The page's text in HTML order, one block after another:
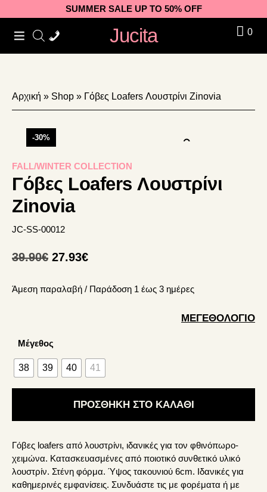
to
primary
to
main
to
footer
SUMMER SALE UP TO 50% OFF
Jucita 0
Αρχική » Shop » Γόβες Loafers Λουστρίνι Zinovia
-30%
FALL/WINTER COLLECTION
Γόβες Loafers Λουστρίνι
Zinovia
JC-SS-00012
39.90€ Original
was:
27.93€Η
τιμή
Άμεση παραλαβή / Παράδoση 1 έως 3 ημέρες
ΜΕΓΕΘΟΛΌΓΙΟ
Μέγεθος
38 39 40 41
ΠΡΟΣΘΉΚΗ ΣΤΟ ΚΑΛΆΘΙ
Γόβες loafers από λουστρίνι, ιδανικές για τον φθινόπωρο-
χειμώνα. Κατασκευασμένες από ποιοτικό συνθετικό υλικό
λουστρίν. Στένη φόρμα. Ύψος τακουνιού 6cm. Ιδανικές για
καθημερινές εμφανίσεις. Συνδυάστε τις με φορέματα ή με